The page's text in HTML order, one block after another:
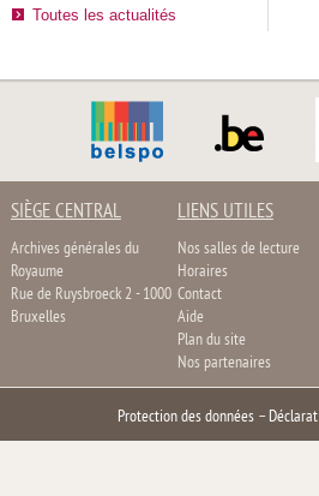
Toutes les actualités
SIÈGE CENTRAL
Archives générales du
Royaume
Rue de Ruysbroeck 2 - 1000
Bruxelles
LIENS UTILES
Nos salles de lecture
Horaires
Contact
Aide
Plan du site
Nos partenaires
Protection des données–